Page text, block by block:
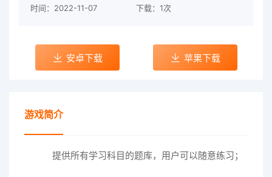
时间：2022-11-07 下载：1次
安卓下载 苹果下载
游戏简介
提供所有学习科目的题库，用户可以随意练习；